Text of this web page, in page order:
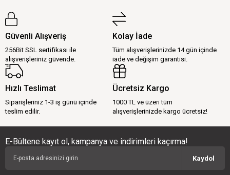
Güvenli Alışveriş
256Bit SSL sertifikası ile
alışverişleriniz güvende.
Kolay İade
Tüm alışverişlerinizde 14 gün içinde
iade ve değişim garantisi.
Hızlı Teslimat
Siparişleriniz 1-3 iş günü içinde
teslim edilir.
Ücretsiz Kargo
1000 TL ve üzeri tüm
alışverişlerinizde kargo ücretsiz!
E-Bültene kayıt ol, kampanya ve indirimleri kaçırma!
Kaydol